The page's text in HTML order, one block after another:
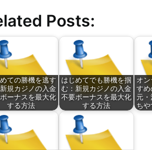
Posts:
ての勝機を逃す
規カジノの入金
ーナスを最大化
する方法
はじめてでも勝機を掴
む：新規カジノの入金
不要ボーナスを最大化
する方法
オ
す
元
ち